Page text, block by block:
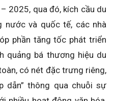
2025, qua đó, kích cầu du
nước và quốc tế, các nhà
phần tăng tốc phát triển
quảng bá thương hiệu du
có nét đặc trưng riêng,
dẫn” thông qua chuỗi sự